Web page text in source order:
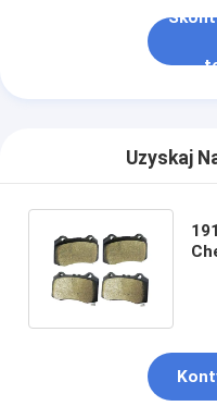
Uzyskaj